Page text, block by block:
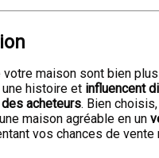
votre maison sont bien
histoire et influencent
des acheteurs. Bien
maison agréable en un
vos chances de